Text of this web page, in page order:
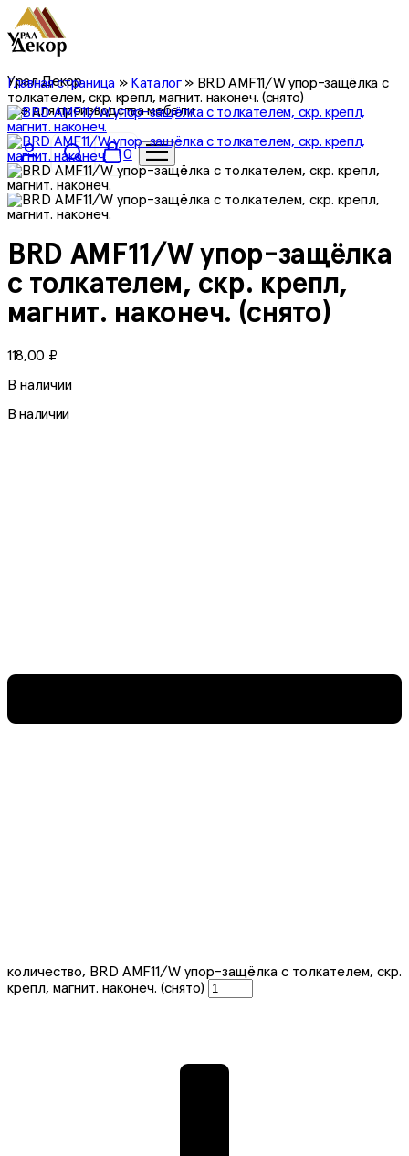
Урал Декор
все для производства мебели
0
Главная страница» Каталог» BRD AMF11/W упор-защёлка с
толкателем, скр. крепл, магнит. наконеч. (снято)
BRD AMF11/W упор-защёлка
с толкателем, скр. крепл,
магнит. наконеч. (снято)
118,00 ₽
В наличии
В наличии
количество, BRD AMF11/W упор-защёлка с толкателем, скр.
крепл, магнит. наконеч. (снято)